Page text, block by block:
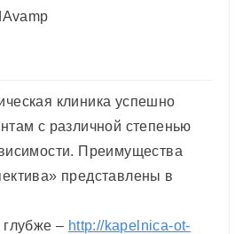
клиника успешно
с различной степенью
Преимущества
представлены в
глубже – http://kapelnica-ot-